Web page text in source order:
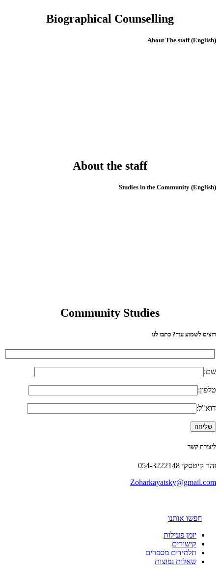
Biographical Counselling
(English) About The staff
About the staff
(English) Studies in the Community
Community Studies
רוצים לשמוע עוד? כתבו לנו
שם:
טלפון:
דוא"ל:
ליצירת קשר
זהר קיטסקי 054-3222148
Zoharkayatsky@gmail.com
חפשו אותנו
יומן פעילות
קישורים
תלמידים מספרים
שאלות נפוצות